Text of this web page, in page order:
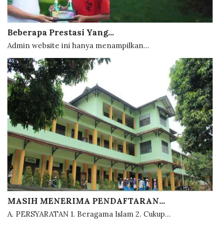
Beberapa Prestasi Yang...
Admin website ini hanya menampilkan...
MASIH MENERIMA PENDAFTARAN...
A. PERSYARATAN 1. Beragama Islam 2. Cukup...